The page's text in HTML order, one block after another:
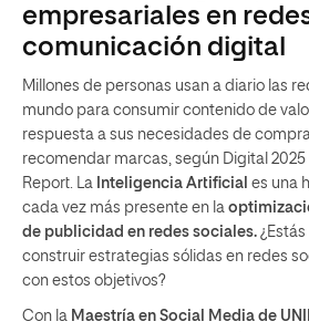
empresariales en
comunicación digital
Millones de personas usan a diario las
mundo para consumir contenido de
respuesta a sus necesidades de
recomendar marcas, según Digital
Report. La Inteligencia Artificial es una
cada vez más presente en la
de publicidad en redes sociales.
construir estrategias sólidas en redes
con estos objetivos?
Con la Maestría en Social Media de